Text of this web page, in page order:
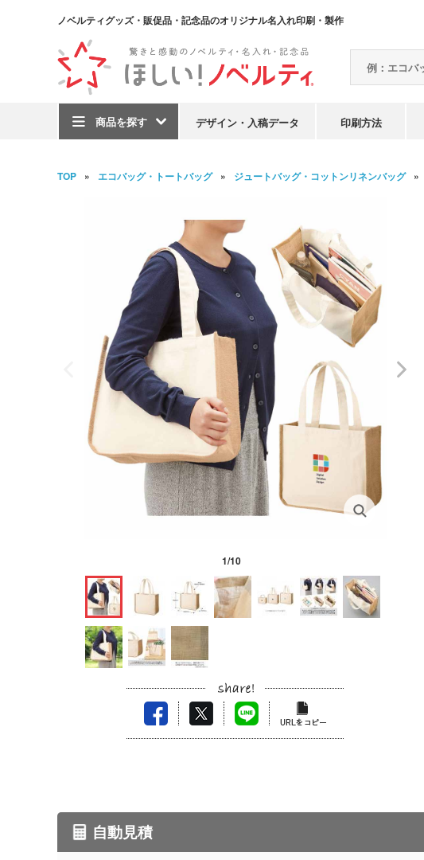
ノベルティグッズ・販促品・記念品のオリジナル名入れ印刷・製作
商品を探す デザイン・入稿データ 印刷方法
TOP エコバッグ・トートバッグ ジュートバッグ・コットンリネンバッグ
1/10
自動見積